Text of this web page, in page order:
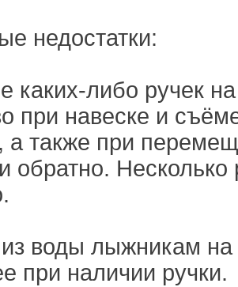
недостатки:
каких-либо ручек
при навеске и
а также при
обратно.
воды лыжникам
при наличии ручки.